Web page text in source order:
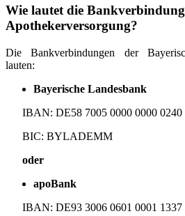
Wie lautet die
Apothekerversorgung?
Die Bankverbindungen der
lauten:
Bayerische Landesbank
IBAN: DE58 7005 0000 0000 0240
BIC: BYLADEMM
oder
apoBank
IBAN: DE93 3006 0601 0001 1337